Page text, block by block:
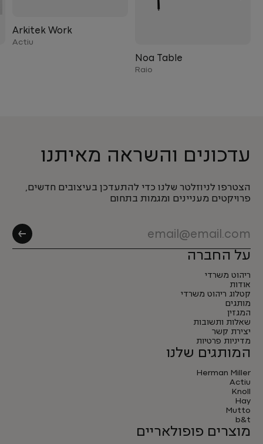
Noa Table
Raio
Arkitek Work
Actiu
עדכונים והשראה מאיתנו
הצטרפו לניוזלטר שלנו כדי להתעדכן בעיצובים חדשים,
פרויקטים מעניינים ומגמות בתחום
על החברה
ריהוט משרדי
אודות
קטלוג ריהוט משרדי
מותגים
המגזין
שאלות ותשובות
יצירת קשר
מדיניות פרטיות
המותגים שלנו
Herman Miller
Actiu
Knoll
Hay
Mutto
b&t
מוצרים פופולאריים